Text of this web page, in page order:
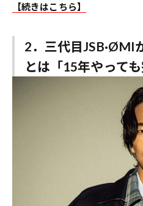
【続きはこちら】
2．三代目JSB·ØMI
とは「15年やって